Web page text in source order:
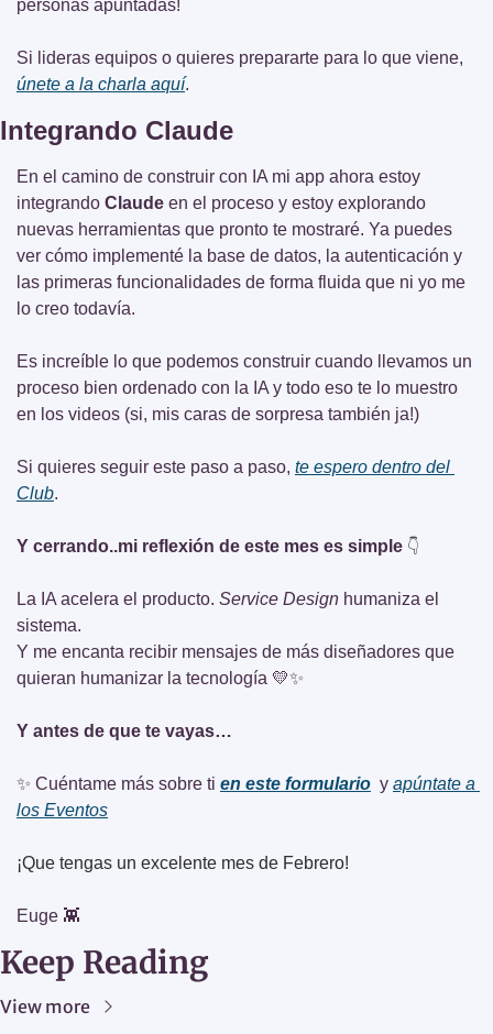
personas apuntadas!
únete a la charla aquí.
Integrando Claude
En el camino de construir con IA mi app ahora estoy
integrando Claude en el proceso y estoy explorando
nuevas herramientas que pronto te mostraré. Ya puedes
ver cómo implementé la base de datos, la autenticación y
las primeras funcionalidades de forma fluida que ni yo me
lo creo todavía.
Es increíble lo que podemos construir cuando llevamos un
proceso bien ordenado con la IA y todo eso te lo muestro
en los videos (si, mis caras de sorpresa también ja!)
Si quieres seguir este paso a paso, te espero dentro del
Club.
Y cerrando..mi reflexión de este mes es simple 👇
La IA acelera el producto. Service Design humaniza el
sistema.
Y me encanta recibir mensajes de más diseñadores que
quieran humanizar la tecnología 💛✨
Y antes de que te vayas…
✨ Cuéntame más sobre ti en este formulario y apúntate a
los Eventos
¡Que tengas un excelente mes de Febrero!
Euge 👾
Keep Reading
View more